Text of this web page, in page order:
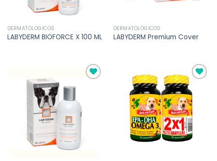
DERMATOLÓGICOS
LABYDERM BIOFORCE X 100 ML
DERMATOLÓGICOS
LABYDERM Premium Cover
deseos
Añadir
a la
lista de
deseos